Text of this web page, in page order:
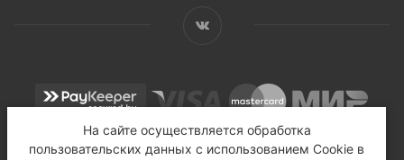
На сайте осуществляется обработка
пользовательских данных с использованием Cookie в